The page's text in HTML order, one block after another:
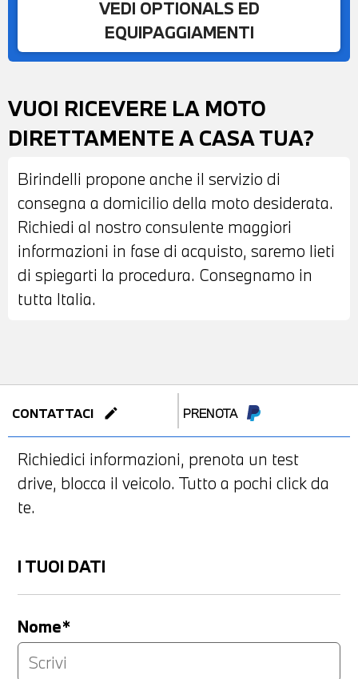
VEDI OPTIONALS ED
EQUIPAGGIAMENTI
VUOI RICEVERE LA MOTO
DIRETTAMENTE A CASA TUA?
Birindelli propone anche il servizio di
consegna a domicilio della moto desiderata.
Richiedi al nostro consulente maggiori
informazioni in fase di acquisto, saremo lieti
di spiegarti la procedura. Consegnamo in
tutta Italia.
CONTATTACI edit PRENOTA
Richiedici informazioni, prenota un test
drive, blocca il veicolo. Tutto a pochi click da
te.
I TUOI DATI
Nome*